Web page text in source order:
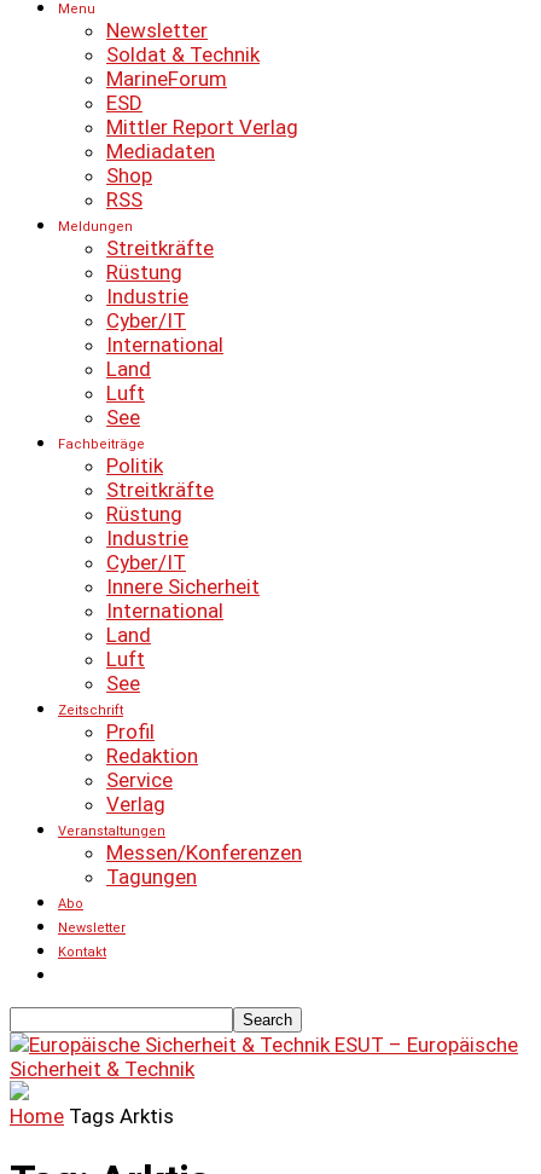
Menu
Newsletter
Soldat & Technik
MarineForum
ESD
Mittler Report Verlag
Mediadaten
Shop
RSS
Meldungen
Streitkräfte
Rüstung
Industrie
Cyber/IT
International
Land
Luft
See
Fachbeiträge
Politik
Streitkräfte
Rüstung
Industrie
Cyber/IT
Innere Sicherheit
International
Land
Luft
See
Zeitschrift
Profil
Redaktion
Service
Verlag
Veranstaltungen
Messen/Konferenzen
Tagungen
Abo
Newsletter
Kontakt
ESUT – Europäische
Sicherheit & Technik
Home Tags Arktis